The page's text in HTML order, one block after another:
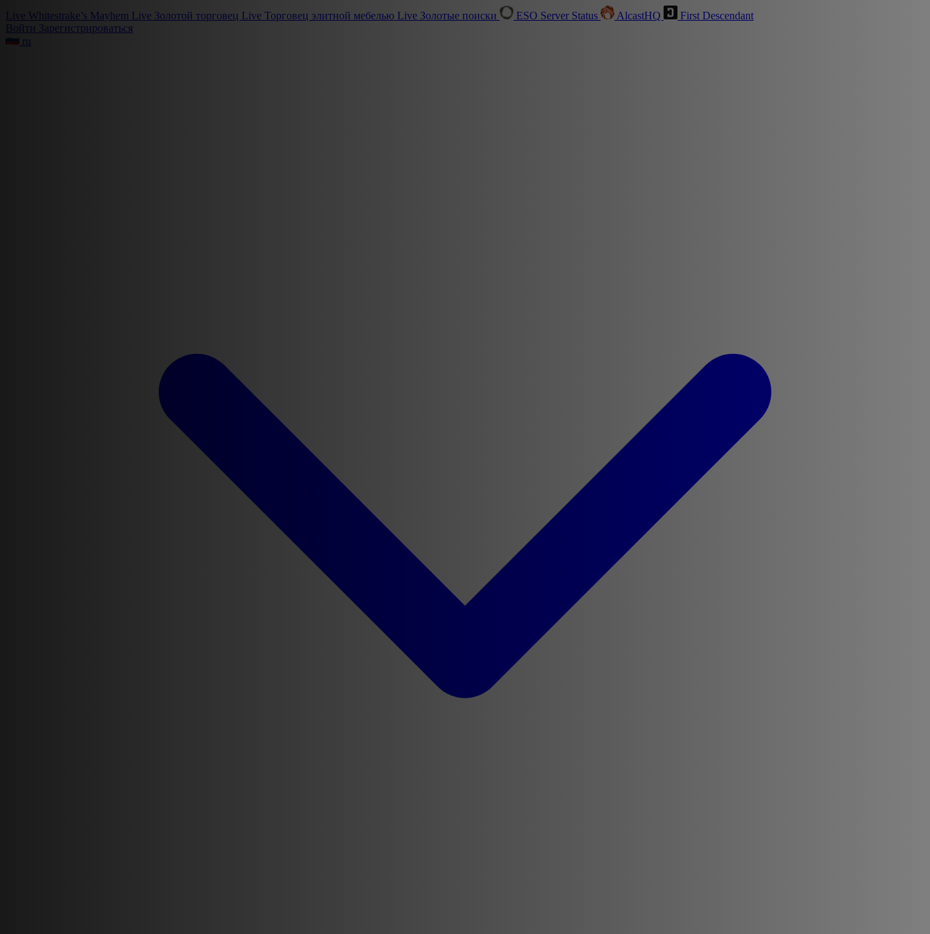
Live Whitestrake’s Mayhem Live Золотой торговец Live Торговец элитной мебелью Live Золотые поиски ESO Server Status AlcastHQ
First Descendant
Войти Зарегистрироваться
ru